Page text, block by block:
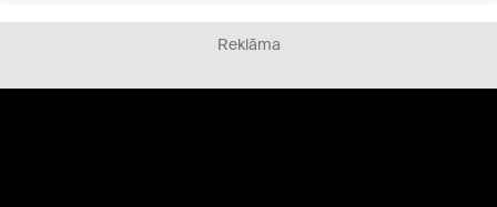
Reklāma